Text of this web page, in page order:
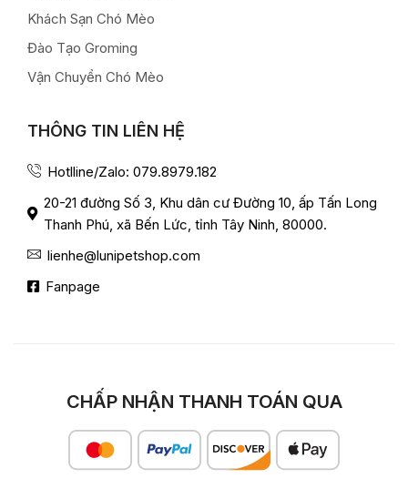
Khách Sạn Chó Mèo
Đào Tạo Groming
Vận Chuyển Chó Mèo
THÔNG TIN LIÊN HỆ
Hotlline/Zalo: 079.8979.182
20-21 đường Số 3, Khu dân cư Đường 10, ấp Tấn Long
Thanh Phú, xã Bến Lức, tỉnh Tây Ninh, 80000.
lienhe@lunipetshop.com
Fanpage
CHẤP NHẬN THANH TOÁN QUA